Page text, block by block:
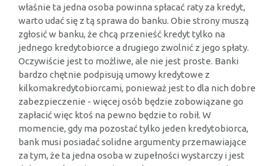
właśnie ta jedna osoba powinna spłacać raty za kredyt,
warto udać się z tą sprawa do banku. Obie strony muszą
zgłosić w banku, że chcą przenieść kredyt tylko na
jednego kredytobiorce a drugiego zwolnić z jego spłaty.
Oczywiście jest to możliwe, ale nie jest proste. Banki
bardzo chętnie podpisują umowy kredytowe z
kilkomakredytobiorcami, ponieważ jest to dla nich dobre
zabezpieczenie - więcej osób będzie zobowiązane go
zapłacić więc ktoś na pewno będzie to robił. W
momencie, gdy ma pozostać tylko jeden kredytobiorca,
bank musi posiadać solidne argumenty przemawiające
za tym, że ta jedna osoba w zupełności wystarczy i jest